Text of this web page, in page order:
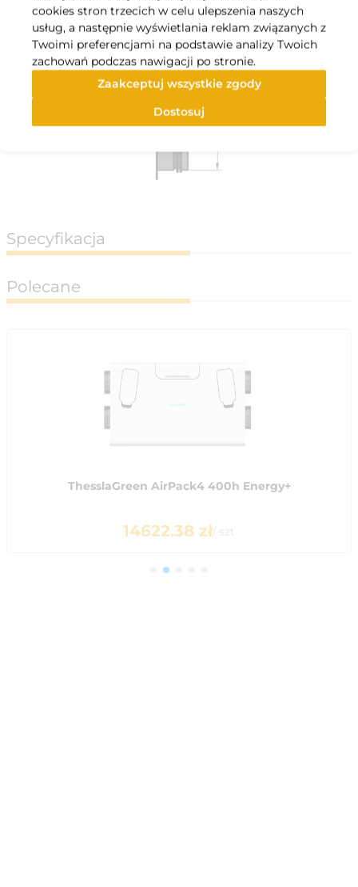
Specyfikacja
Polecane
ThesslaGreen AirPack4 400h Energy+
14622.38 zł/ szt
cookies stron trzecich w celu ulepszenia naszych
usług, a następnie wyświetlania reklam związanych z
Twoimi preferencjami na podstawie analizy Twoich
zachowań podczas nawigacji po stronie.
Zaakceptuj wszystkie zgody
Dostosuj